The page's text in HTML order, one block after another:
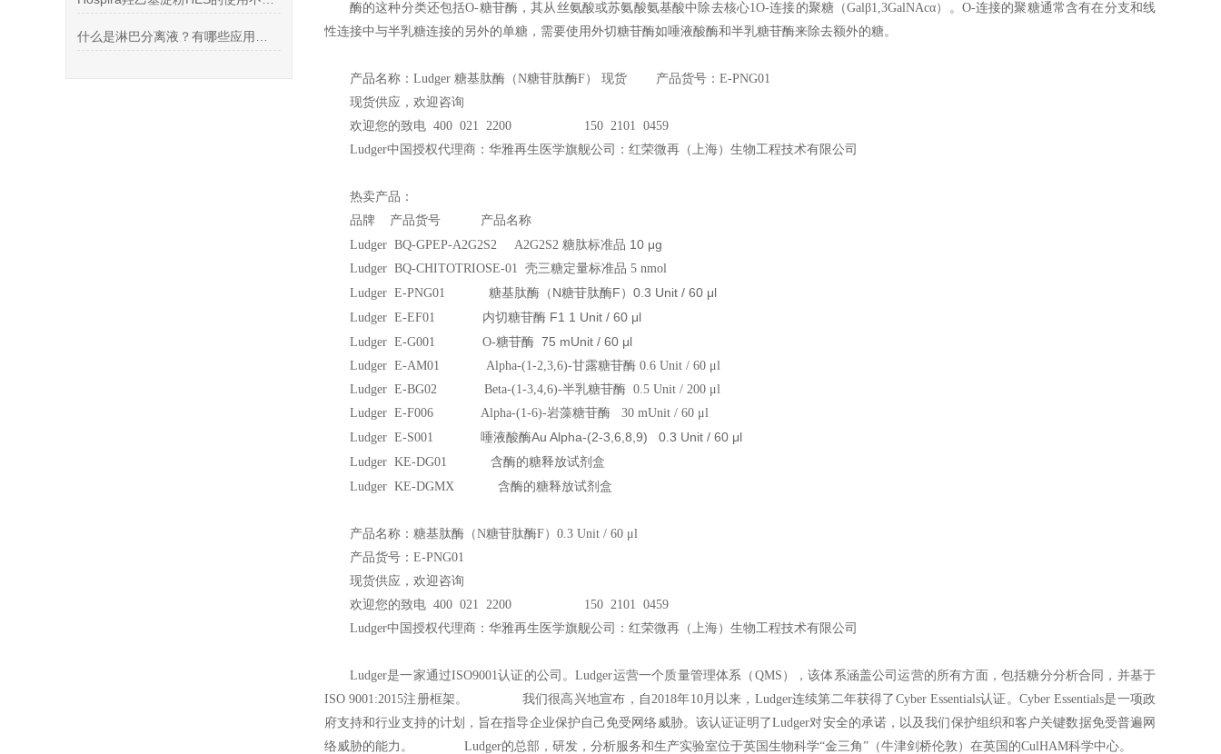
酶的这种分类还包括O-糖苷酶，其从丝氨酸或苏氨酸氨基酸中除去核心1O-连接的聚糖（Galβ1,3GalNAcα）。O-连接的聚糖通常含有在分支和线
性连接中与半乳糖连接的另外的单糖，需要使用外切糖苷酶如唾液酸酶和半乳糖苷酶来除去额外的糖。
产品名称：Ludger 糖基肽酶（N糖苷肽酶F） 现货 产品货号：E-PNG01
现货供应，欢迎咨询
欢迎您的致电 400 021 2200 150 2101 0459
Ludger中国授权代理商：华雅再生医学旗舰公司：红荣微再（上海）生物工程技术有限公司
热卖产品：
品牌 产品货号 产品名称
Ludger BQ-GPEP-A2G2S2 A2G2S2 糖肽标准品 10 μg
Ludger BQ-CHITOTRIOSE-01 壳三糖定量标准品 5 nmol
Ludger E-PNG01 糖基肽酶（N糖苷肽酶F）0.3 Unit / 60 μl
Ludger E-EF01 内切糖苷酶 F1 1 Unit / 60 μl
Ludger E-G001 O-糖苷酶 75 mUnit / 60 μl
Ludger E-AM01 Alpha-(1-2,3,6)-甘露糖苷酶 0.6 Unit / 60 μl
Ludger E-BG02 Beta-(1-3,4,6)-半乳糖苷酶 0.5 Unit / 200 μl
Ludger E-F006 Alpha-(1-6)-岩藻糖苷酶 30 mUnit / 60 μl
Ludger E-S001 唾液酸酶Au Alpha-(2-3,6,8,9) 0.3 Unit / 60 μl
Ludger KE-DG01 含酶的糖释放试剂盒
Ludger KE-DGMX 含酶的糖释放试剂盒
产品名称：糖基肽酶（N糖苷肽酶F）0.3 Unit / 60 μl
产品货号：E-PNG01
现货供应，欢迎咨询
欢迎您的致电 400 021 2200 150 2101 0459
Ludger中国授权代理商：华雅再生医学旗舰公司：红荣微再（上海）生物工程技术有限公司
Ludger是一家通过ISO9001认证的公司。Ludger运营一个质量管理体系（QMS），该体系涵盖公司运营的所有方面，包括糖分分析合同，并基于
ISO 9001:2015注册框架。 我们很高兴地宣布，自2018年10月以来，Ludger连续第二年获得了Cyber Essentials认证。Cyber Essentials是一项政
府支持和行业支持的计划，旨在指导企业保护自己免受网络威胁。该认证证明了Ludger对安全的承诺，以及我们保护组织和客户关键数据免受普遍网
络威胁的能力。 Ludger的总部，研发，分析服务和生产实验室位于英国生物科学“金三角”（牛津剑桥伦敦）在英国的CulHAM科学中心。